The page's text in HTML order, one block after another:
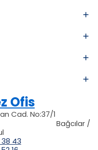
Ofis
Cad. No:37/1
Bağcılar /
43